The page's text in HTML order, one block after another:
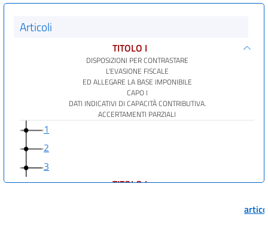
Articoli
TITOLO I
DISPOSIZIONI PER CONTRASTARE
L'EVASIONE FISCALE
ED ALLEGARE LA BASE IMPONIBILE
CAPO I
DATI INDICATIVI DI CAPACITÀ CONTRIBUTIVA.
ACCERTAMENTI PARZIALI
1
2
3
TITOLO I